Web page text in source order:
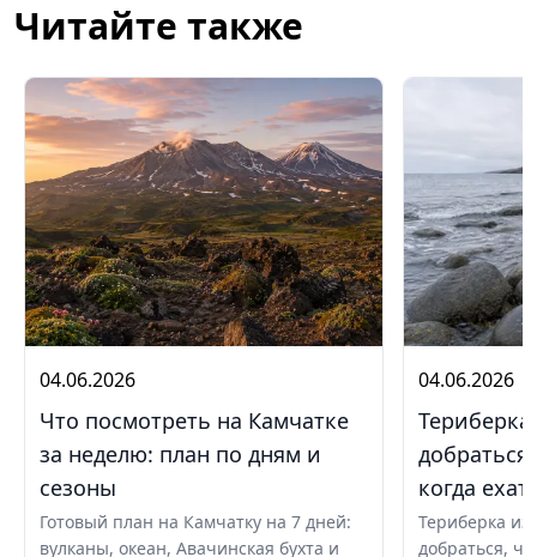
Читайте также
04.06.2026
Что посмотреть на Камчатке
за неделю: план по дням и
сезоны
Готовый план на Камчатку на 7 дней:
вулканы, океан, Авачинская бухта и
04.06.2026
когда
Териберка
добраться,